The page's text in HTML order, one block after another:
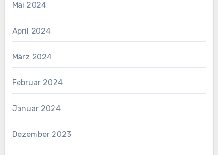
Mai 2024
April 2024
März 2024
Februar 2024
Januar 2024
Dezember 2023